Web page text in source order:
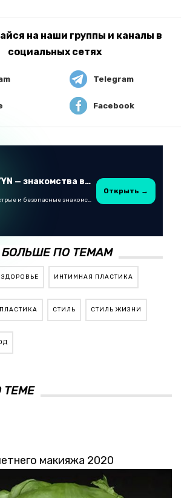
на наши группы и каналы в
социальных сетях
Telegram
Facebook
ZYYN — знакомства в Казахстане
Быстрые и безопасные знакомства в Telegram
Открыть →
БОЛЬШЕ ПО ТЕМАМ
ЗДОРОВЬЕ ИНТИМНАЯ ПЛАСТИКА
ПЛАСТИКА СТИЛЬ СТИЛЬ ЖИЗНИ
ТЕМЕ
макияжа 2020